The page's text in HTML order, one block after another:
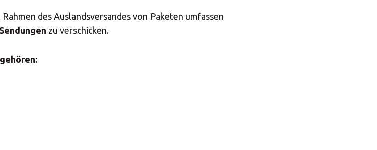
des Auslandsversandes von Paketen umfassen
zu verschicken.
Ihr MBE Center